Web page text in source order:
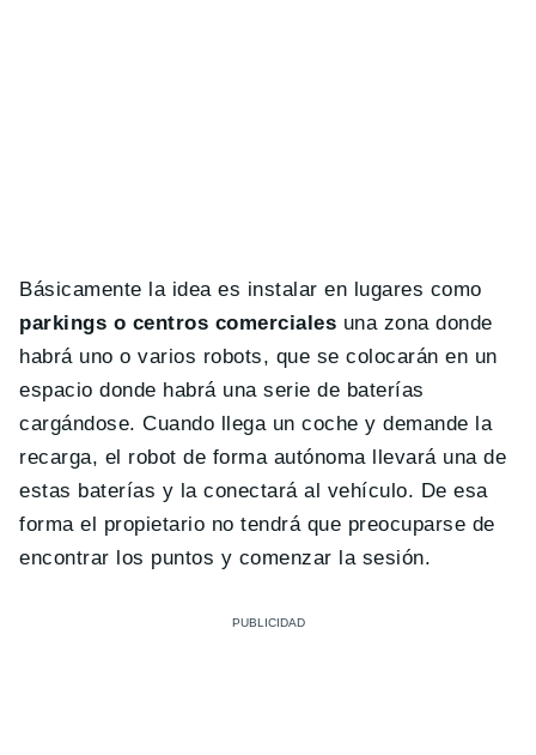
Básicamente la idea es instalar en lugares como
parkings o centros comerciales una zona donde
habrá uno o varios robots, que se colocarán en un
espacio donde habrá una serie de baterías
cargándose. Cuando llega un coche y demande la
recarga, el robot de forma autónoma llevará una de
estas baterías y la conectará al vehículo. De esa
forma el propietario no tendrá que preocuparse de
encontrar los puntos y comenzar la sesión.